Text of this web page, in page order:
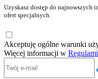
Uzyskasz dostęp do najnowszych
ofert specjalnych.
Akceptuję ogólne warunki
Więcej informacji w